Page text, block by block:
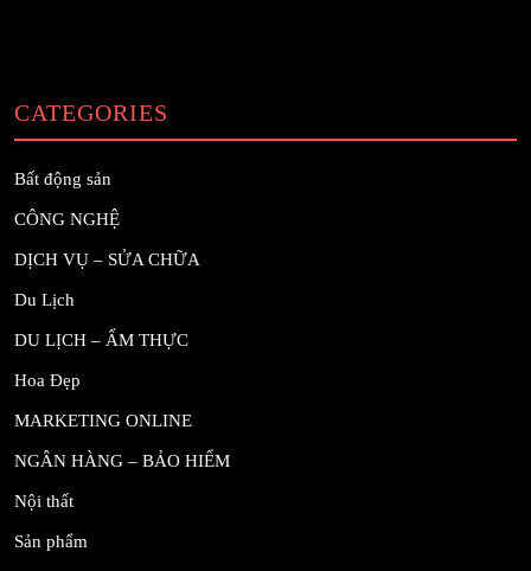
CATEGORIES
Bất động sản
CÔNG NGHỆ
DỊCH VỤ – SỬA CHỮA
Du Lịch
DU LỊCH – ẨM THỰC
Hoa Đẹp
MARKETING ONLINE
NGÂN HÀNG – BẢO HIỂM
Nội thất
Sản phẩm